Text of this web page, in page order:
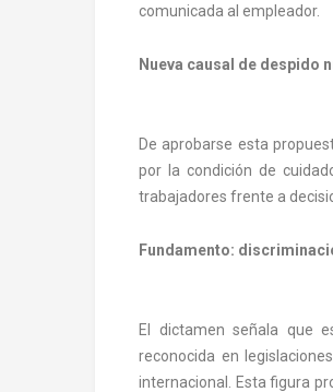
comunicada al empleador.
Nueva causal de despido
De aprobarse esta
por la condición de
trabajadores frente a
Fundamento:
El dictamen señala que
reconocida en
internacional. Esta figura